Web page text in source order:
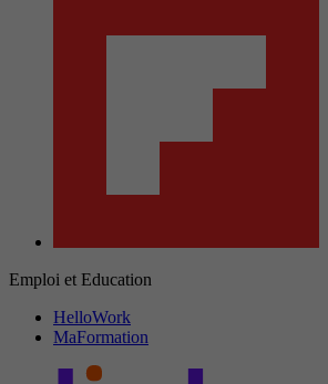
Emploi et Education
HelloWork
MaFormation